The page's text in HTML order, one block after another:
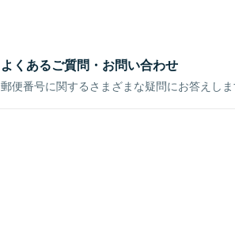
よくあるご質問・お問い合わせ
郵便番号に関するさまざまな疑問にお答えしま